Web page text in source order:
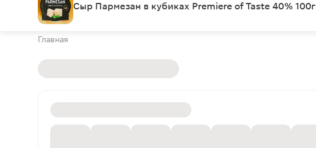
Сыр Пармезан в кубиках Premiere of Taste 40% 100г
Главная